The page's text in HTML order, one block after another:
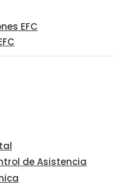
EFC
de Asistencia